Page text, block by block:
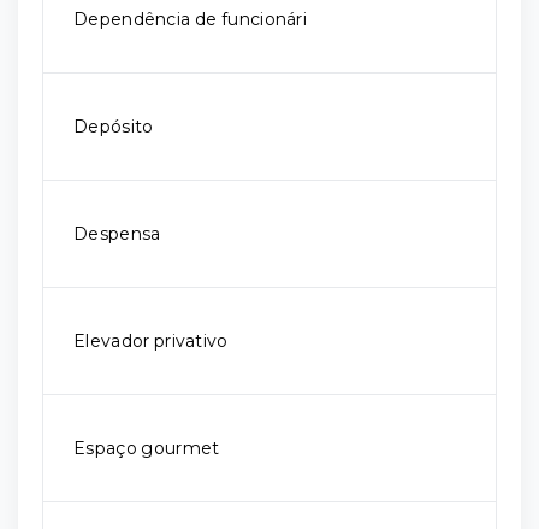
Dependência de funcionári
Depósito
Despensa
Elevador privativo
Espaço gourmet